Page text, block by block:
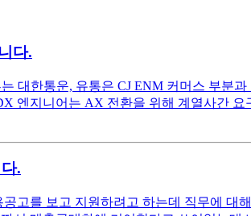
다.
대한통운, 유통은 CJ ENM 커머스 부분
엔지니어는 AX 전환을 위해 계열사간
.
고를 보고 지원하려고 하는데 직무에